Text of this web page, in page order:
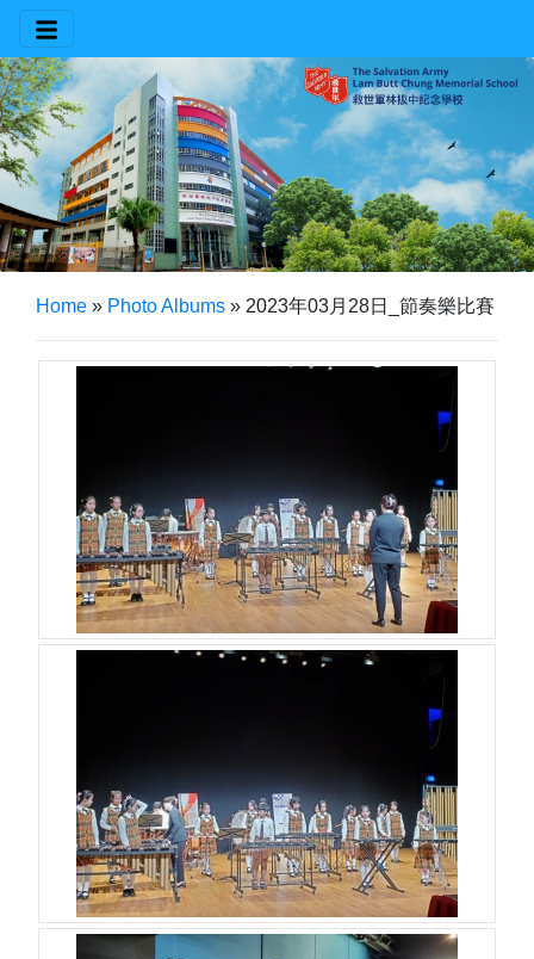
Home » Photo Albums » 2023年03月28日_節奏樂比賽